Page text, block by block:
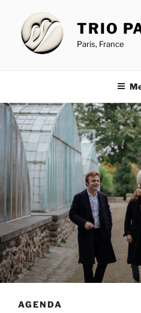
contenu
principal
TRIO
Paris, France
AGENDA